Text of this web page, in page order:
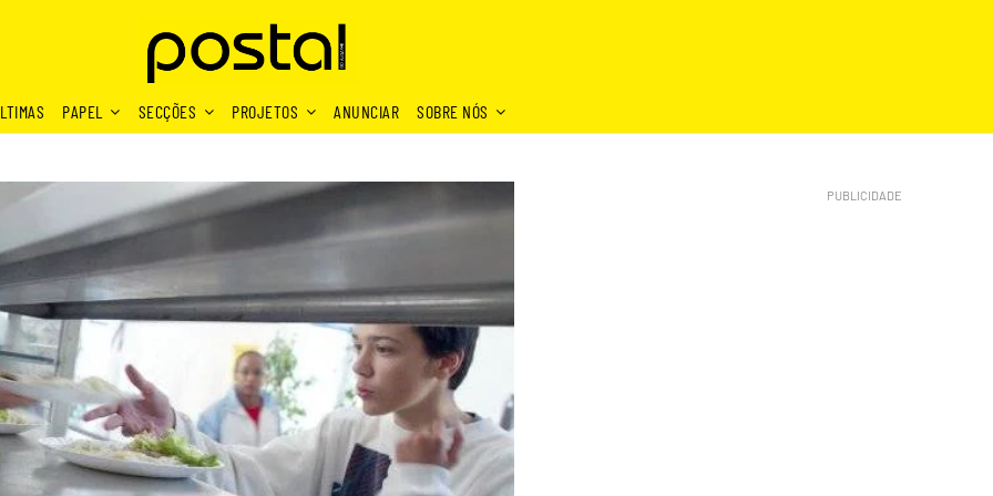
PAPEL SECÇÕES PROJETOS ANUNCIAR SOBRE NÓS